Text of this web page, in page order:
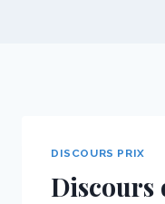
DISCOURS PRIX
Discours